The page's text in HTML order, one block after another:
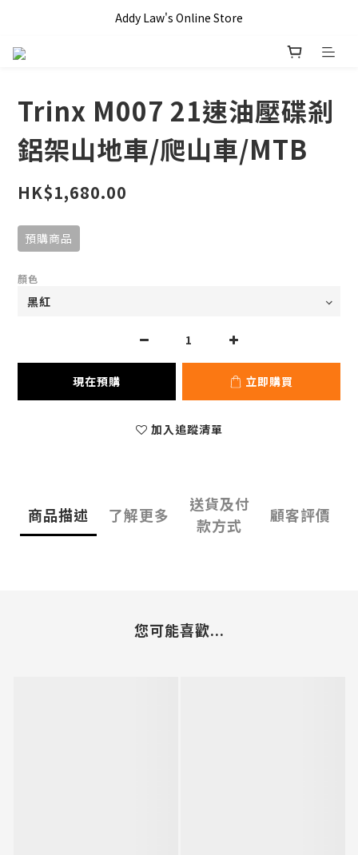
全單滿 HKD$1000 即享本地免運費優惠!!
Addy Law's Online Store
Trinx M007 21速油壓碟剎
鋁架山地車/爬山車/MTB
HK$1,680.00
預購商品
顏色
現在預購 立即購買
加入追蹤清單
商品描述 了解更多
送貨及付
款方式
顧客評價
您可能喜歡...